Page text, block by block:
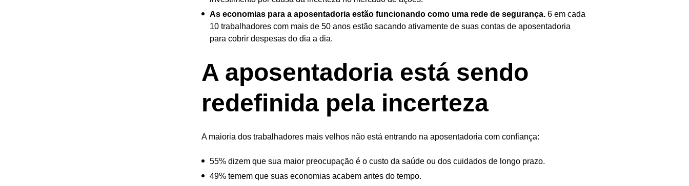
As economias para a aposentadoria estão funcionando como uma rede de segurança. 6 em cada
10 trabalhadores com mais de 50 anos estão sacando ativamente de suas contas de aposentadoria
para cobrir despesas do dia a dia.
A aposentadoria está sendo
redefinida pela incerteza
A maioria dos trabalhadores mais velhos não está entrando na aposentadoria com confiança:
55% dizem que sua maior preocupação é o custo da saúde ou dos cuidados de longo prazo.
49% temem que suas economias acabem antes do tempo.